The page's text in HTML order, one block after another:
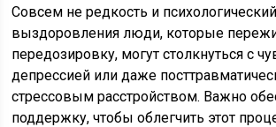
Совсем не редкость и
выздоровления люди, которые
передозировку, могут столкнуться с
депрессией или даже
стрессовым расстройством. Важно
поддержку, чтобы облегчить этот